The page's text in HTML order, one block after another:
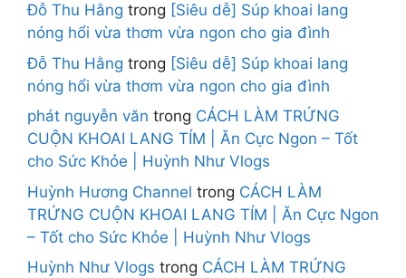
Đỗ Thu Hằng trong [Siêu dễ] Súp khoai lang
nóng hổi vừa thơm vừa ngon cho gia đình
Đỗ Thu Hằng trong [Siêu dễ] Súp khoai lang
nóng hổi vừa thơm vừa ngon cho gia đình
phát nguyễn văn trong CÁCH LÀM TRỨNG
CUỘN KHOAI LANG TÍM | Ăn Cực Ngon – Tốt
cho Sức Khỏe | Huỳnh Như Vlogs
Huỳnh Hương Channel trong CÁCH LÀM
TRỨNG CUỘN KHOAI LANG TÍM | Ăn Cực Ngon
– Tốt cho Sức Khỏe | Huỳnh Như Vlogs
Huỳnh Như Vlogs trong CÁCH LÀM TRỨNG